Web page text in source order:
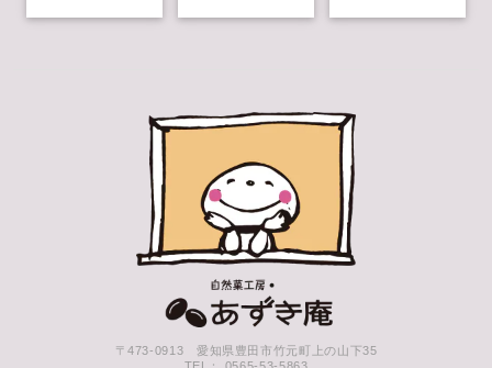
〒473-0913 愛知県豊田市竹元町上の山下35